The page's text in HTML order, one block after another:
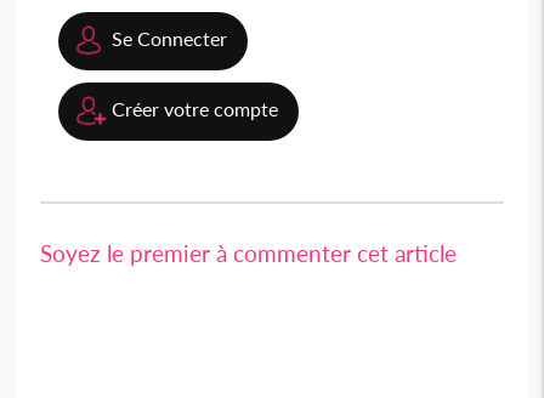
Se Connecter
Créer votre compte
Soyez le premier à commenter cet article